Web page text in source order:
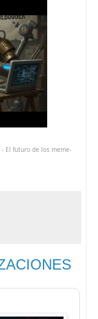
El futuro de los meme-